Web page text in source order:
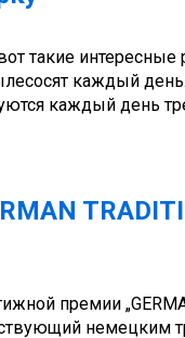
такие интересные
каждый
каждый день
премии
немецким